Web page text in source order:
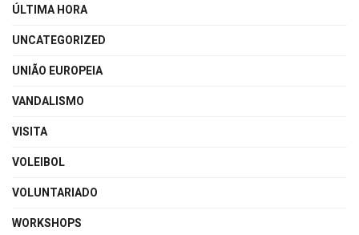
ÚLTIMA HORA
UNCATEGORIZED
UNIÃO EUROPEIA
VANDALISMO
VISITA
VOLEIBOL
VOLUNTARIADO
WORKSHOPS